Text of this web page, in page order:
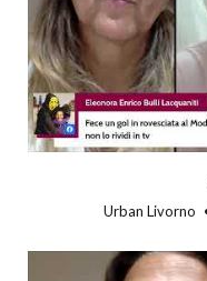
Urban Livorno